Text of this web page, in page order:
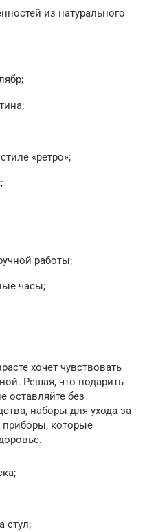
из натурального
«ретро»;
работы;
часы;
хочет чувствовать
Решая, что подарить
оставляйте без
наборы для ухода за
которые
стул;